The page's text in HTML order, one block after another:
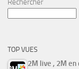
Rechercher
TOP VUES
2M live , 2M en